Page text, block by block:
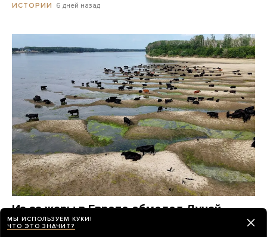
ИСТОРИИ 6 дней назад
Из-за жары в Европе обмелел Дунай.
На поверхности реки показались
МЫ ИСПОЛЬЗУЕМ КУКИ!
ЧТО ЭТО ЗНАЧИТ?